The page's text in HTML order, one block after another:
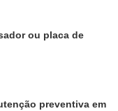
ou placa de
preventiva em